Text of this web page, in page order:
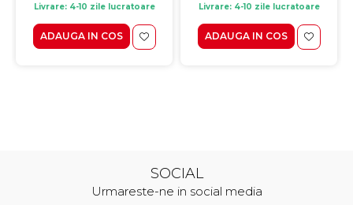
Livrare: 4-10 zile lucratoare
ADAUGA IN COS
Livrare: 4-10 zile lucratoare
ADAUGA IN COS
SOCIAL
Urmareste-ne in social media